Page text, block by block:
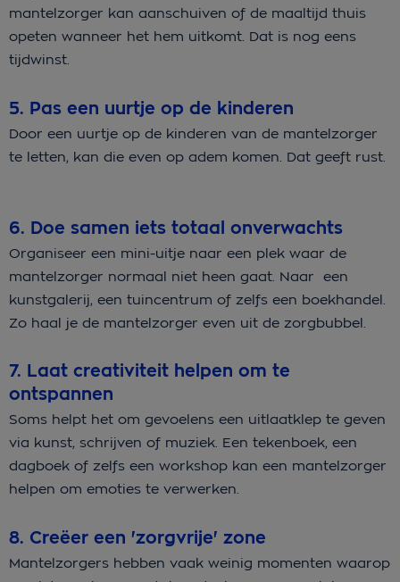
mantelzorger kan aanschuiven of de maaltijd thuis
opeten wanneer het hem uitkomt. Dat is nog eens
tijdwinst.
5. Pas een uurtje op de kinderen
Door een uurtje op de kinderen van de mantelzorger
te letten, kan die even op adem komen. Dat geeft rust.
6. Doe samen iets totaal onverwachts
Organiseer een mini-uitje naar een plek waar de
mantelzorger normaal niet heen gaat. Naar een
kunstgalerij, een tuincentrum of zelfs een boekhandel.
Zo haal je de mantelzorger even uit de zorgbubbel.
7. Laat creativiteit helpen om te
ontspannen
Soms helpt het om gevoelens een uitlaatklep te geven
via kunst, schrijven of muziek. Een tekenboek, een
dagboek of zelfs een workshop kan een mantelzorger
helpen om emoties te verwerken.
8. Creëer een 'zorgvrije' zone
Mantelzorgers hebben vaak weinig momenten waarop